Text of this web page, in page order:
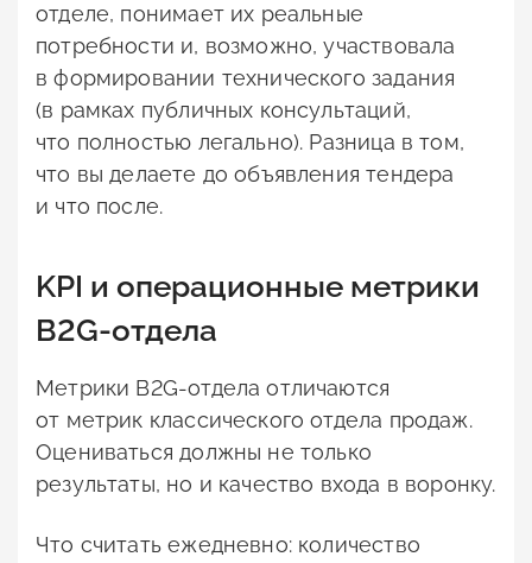
отделе, понимает их реальные
потребности и, возможно, участвовала
в формировании технического задания
(в рамках публичных консультаций,
что полностью легально). Разница в том,
что вы делаете до объявления тендера
и что после.
KPI и операционные метрики
B2G-отдела
Метрики B2G-отдела отличаются
от метрик классического отдела продаж.
Оцениваться должны не только
результаты, но и качество входа в воронку.
Что считать ежедневно: количество